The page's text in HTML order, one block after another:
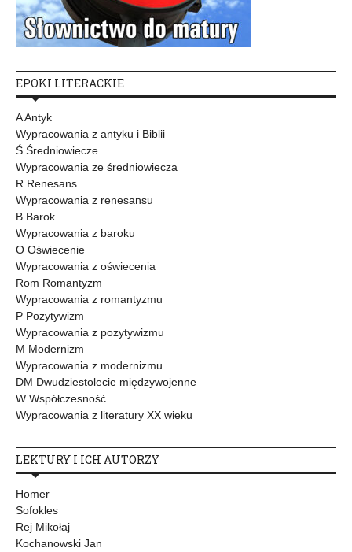
EPOKI LITERACKIE
A Antyk
Wypracowania z antyku i Biblii
Ś Średniowiecze
Wypracowania ze średniowiecza
R Renesans
Wypracowania z renesansu
B Barok
Wypracowania z baroku
O Oświecenie
Wypracowania z oświecenia
Rom Romantyzm
Wypracowania z romantyzmu
P Pozytywizm
Wypracowania z pozytywizmu
M Modernizm
Wypracowania z modernizmu
DM Dwudziestolecie międzywojenne
W Współczesność
Wypracowania z literatury XX wieku
LEKTURY I ICH AUTORZY
Homer
Sofokles
Rej Mikołaj
Kochanowski Jan